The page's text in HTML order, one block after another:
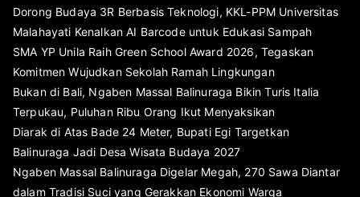
Dorong Budaya 3R Berbasis Teknologi, KKL-PPM Universitas
Malahayati Kenalkan AI Barcode untuk Edukasi Sampah
SMA YP Unila Raih Green School Award 2026, Tegaskan
Komitmen Wujudkan Sekolah Ramah Lingkungan
Bukan di Bali, Ngaben Massal Balinuraga Bikin Turis Italia
Terpukau, Puluhan Ribu Orang Ikut Menyaksikan
Diarak di Atas Bade 24 Meter, Bupati Egi Targetkan
Balinuraga Jadi Desa Wisata Budaya 2027
Ngaben Massal Balinuraga Digelar Megah, 270 Sawa Diantar
dalam Tradisi Suci yang Gerakkan Ekonomi Warga